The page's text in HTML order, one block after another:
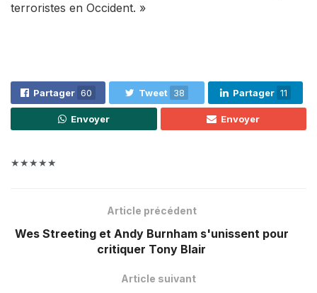
terroristes en Occident. »
Partager 60 Tweet 38 Partager 11
Envoyer Envoyer
★★★★★
Article précédent
Wes Streeting et Andy Burnham s'unissent pour
critiquer Tony Blair
Article suivant